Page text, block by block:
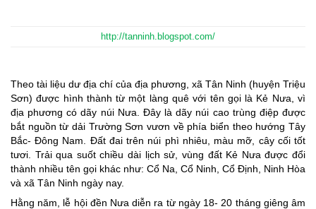
http://tanninh.blogspot.com/
Theo tài liệu dư địa chí của địa phương, xã Tân Ninh (huyện Triệu
Sơn) được hình thành từ một làng quê với tên gọi là Kẻ Nưa, vì
địa phương có dãy núi Nưa. Đây là dãy núi cao trùng điệp được
bắt nguồn từ dải Trường Sơn vươn về phía biển theo hướng Tây
Bắc- Đông Nam. Đất đai trên núi phì nhiêu, màu mỡ, cây cối tốt
tươi. Trải qua suốt chiều dài lịch sử, vùng đất Kẻ Nưa được đổi
thành nhiều tên gọi khác như: Cổ Na, Cổ Ninh, Cổ Định, Ninh Hòa
và xã Tân Ninh ngày nay.
Hằng năm, lễ hội đền Nưa diễn ra từ ngày 18- 20 tháng giêng âm